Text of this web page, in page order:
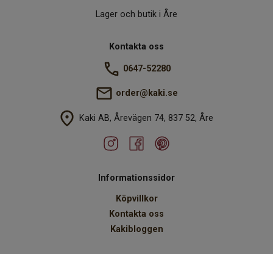
Lager och butik i Åre
Kontakta oss
0647-52280
order@kaki.se
Kaki AB, Årevägen 74, 837 52, Åre
Informationssidor
Köpvillkor
Kontakta oss
Kakibloggen